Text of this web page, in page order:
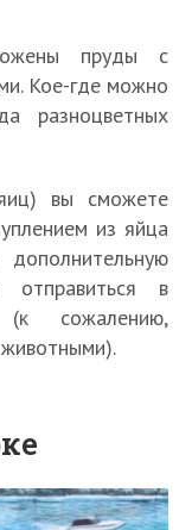
пруды с
Кое-где можно
разноцветных
вы сможете
из яйца
в
сожалению,